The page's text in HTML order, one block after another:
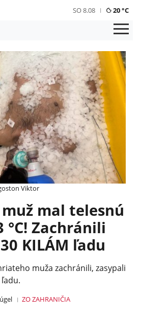
SO 8.08 20 °C
Viktor
mal telesnú
Zachránili
KILÁM ľadu
muža zachránili, zasypali
ZO ZAHRANIČIA